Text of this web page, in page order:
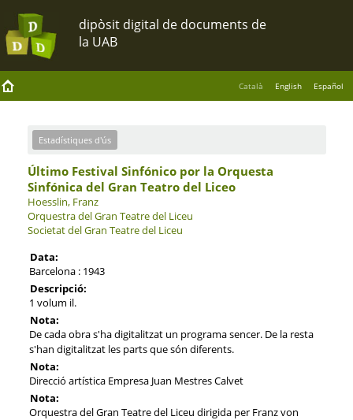
Català English Español
Estadístiques d'ús
Último Festival Sinfónico por la Orquesta
Sinfónica del Gran Teatro del Liceo
Hoesslin, Franz
Orquestra del Gran Teatre del Liceu
Societat del Gran Teatre del Liceu
Data:
Barcelona : 1943
Descripció:
1 volum il.
Nota:
De cada obra s'ha digitalitzat un programa sencer. De la resta
s'han digitalitzat les parts que són diferents.
Nota:
Direcció artística Empresa Juan Mestres Calvet
Nota:
Orquestra del Gran Teatre del Liceu dirigida per Franz von